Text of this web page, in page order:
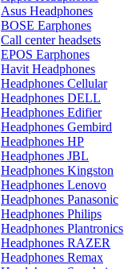
Asus Headphones
BOSE Earphones
Call center headsets
EPOS Earphones
Havit Headphones
Headphones Cellular
Headphones DELL
Headphones Edifier
Headphones Gembird
Headphones HP
Headphones JBL
Headphones Kingston
Headphones Lenovo
Headphones Panasonic
Headphones Philips
Headphones Plantronics
Headphones RAZER
Headphones Remax